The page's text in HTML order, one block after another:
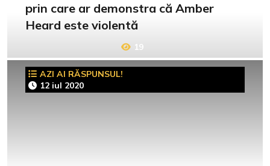
prin care ar demonstra că Amber
Heard este violentă
19
AZI AI RĂSPUNSUL!
12 iul 2020